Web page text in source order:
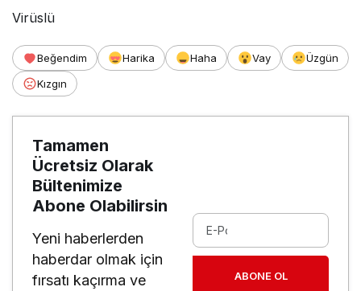
Virüslü
Beğendim Harika Haha Vay
Üzgün
Kızgın
Tamamen
Ücretsiz Olarak
Bültenimize
Abone Olabilirsin
Yeni haberlerden
haberdar olmak için
fırsatı kaçırma ve
ABONE OL